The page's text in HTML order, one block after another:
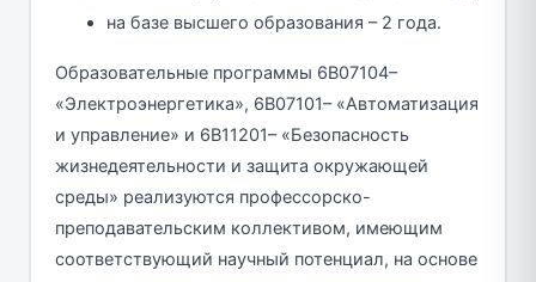
на базе высшего образования – 2 года.
Образовательные программы 6В07104–
«Электроэнергетика», 6В07101– «Автоматизация
и управление» и 6В11201– «Безопасность
жизнедеятельности и защита окружающей
среды» реализуются профессорско-
преподавательским коллективом, имеющим
соответствующий научный потенциал, на основе